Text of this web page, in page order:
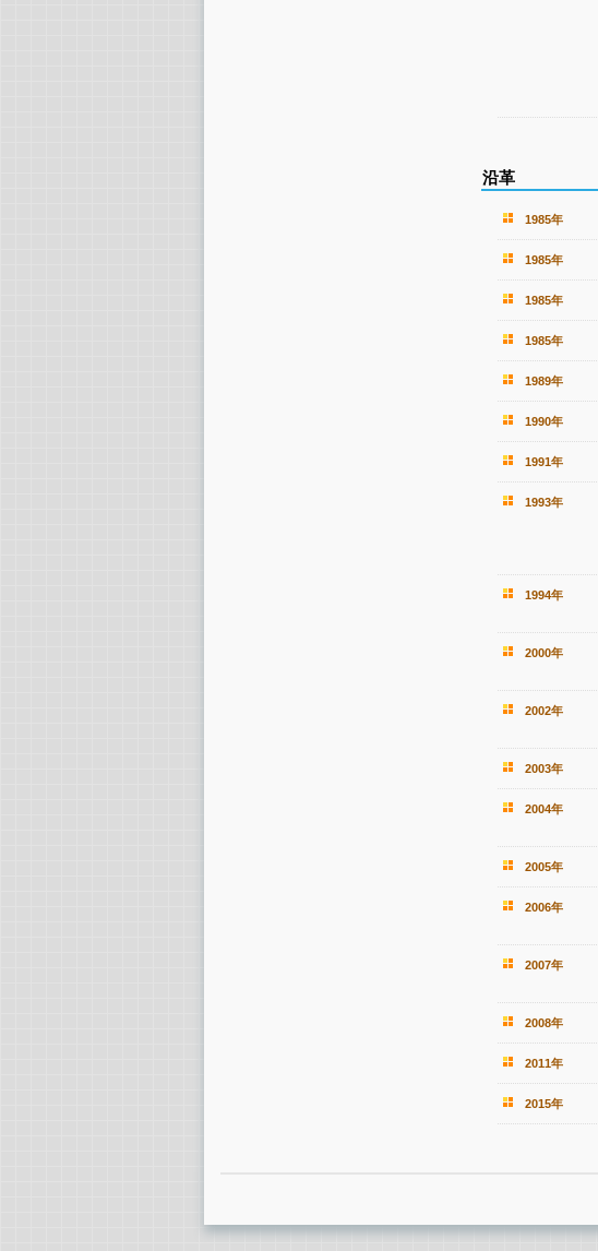
沿革
1985年
1985年
1985年
1985年
1989年
1990年
1991年
1993年
1994年
2000年
2002年
2003年
2004年
2005年
2006年
2007年
2008年
2011年
2015年